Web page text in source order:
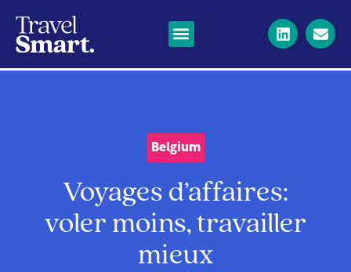
Belgium
Voyages d’affaires:
voler moins, travailler
mieux